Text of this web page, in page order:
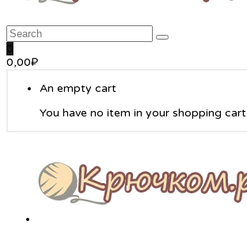
0
0,00₽
An empty cart
You have no item in your shopping cart